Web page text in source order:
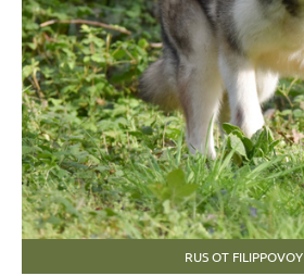
RUS OT FILIPPOVOY